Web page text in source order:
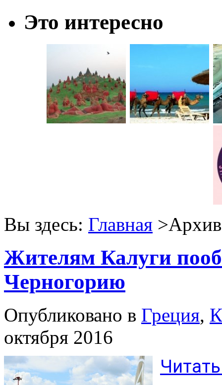
Это интересно
Вы здесь: Главная >Архив
Жителям Калуги
Черногорию
Опубликовано в Греция,
октября 2016